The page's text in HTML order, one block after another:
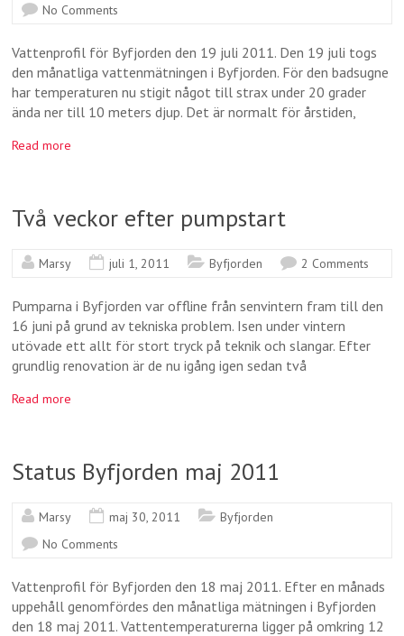
No Comments
Vattenprofil för Byfjorden den 19 juli 2011. Den 19 juli togs
den månatliga vattenmätningen i Byfjorden. För den badsugne
har temperaturen nu stigit något till strax under 20 grader
ända ner till 10 meters djup. Det är normalt för årstiden,
Read more
Två veckor efter pumpstart
Marsy juli 1, 2011 Byfjorden 2 Comments
Pumparna i Byfjorden var offline från senvintern fram till den
16 juni på grund av tekniska problem. Isen under vintern
utövade ett allt för stort tryck på teknik och slangar. Efter
grundlig renovation är de nu igång igen sedan två
Read more
Status Byfjorden maj 2011
Marsy maj 30, 2011
Byfjorden
No Comments
Vattenprofil för Byfjorden den 18 maj 2011. Efter en månads
uppehåll genomfördes den månatliga mätningen i Byfjorden
den 18 maj 2011. Vattentemperaturerna ligger på omkring 12